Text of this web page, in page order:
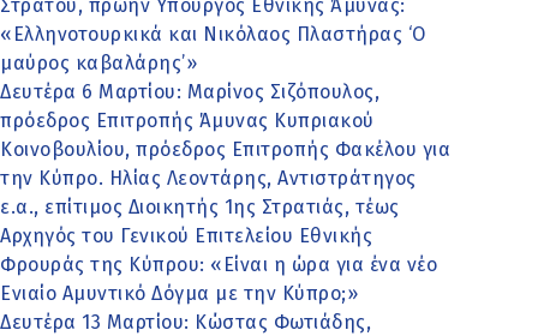
Στρατού, πρώην Υπουργός Εθνικής Άμυνας:
«Ελληνοτουρκικά και Νικόλαος Πλαστήρας ‘Ο
μαύρος καβαλάρης’»
Δευτέρα 6 Μαρτίου: Μαρίνος Σιζόπουλος,
πρόεδρος Επιτροπής Άμυνας Κυπριακού
Κοινοβουλίου, πρόεδρος Επιτροπής Φακέλου για
την Κύπρο. Ηλίας Λεοντάρης, Αντιστράτηγος
ε.α., επίτιμος Διοικητής 1ης Στρατιάς, τέως
Αρχηγός του Γενικού Επιτελείου Εθνικής
Φρουράς της Κύπρου: «Είναι η ώρα για ένα νέο
Ενιαίο Αμυντικό Δόγμα με την Κύπρο;»
Δευτέρα 13 Μαρτίου: Κώστας Φωτιάδης,